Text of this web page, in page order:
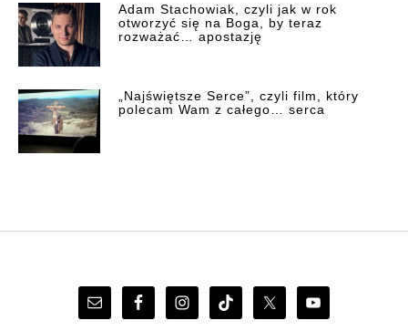
Adam Stachowiak, czyli jak w rok
otworzyć się na Boga, by teraz
rozważać… apostazję
„Najświętsze Serce”, czyli film, który
polecam Wam z całego… serca